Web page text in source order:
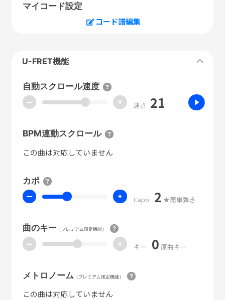
マイコード設定
コード譜編集
U-FRET機能
自動スクロール速度
ー + 速さ 21
BPM連動スクロール
この曲は対応していません
カポ
ー + Capo 2 ★簡単弾き
曲のキー（プレミアム限定機能）
ー + キー 0 原曲キー
メトロノーム （プレミアム限定機能）
この曲は対応していません